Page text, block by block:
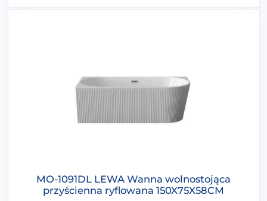
MO-1091DL LEWA Wanna wolnostojąca
przyścienna ryflowana 150X75X58CM